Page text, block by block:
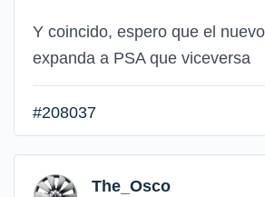
Y coincido, espero que el
expanda a PSA que viceversa
#208037
The_Osco